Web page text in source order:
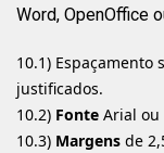
Word, OpenOffice
10.1) Espaçamento
justificados.
10.2) Fonte Arial ou
10.3) Margens de